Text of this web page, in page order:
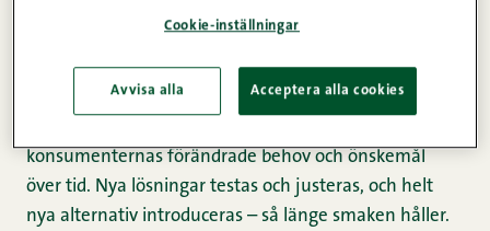
Snellman-koncernens produktutveckling utgår alltid
från den bästa smakupplevelsen, i linje med vår vision.
Som en del av vår konsumentcentrerade
konsumenternas förändrade behov och önskemål
över tid. Nya lösningar testas och justeras, och helt
nya alternativ introduceras – så länge smaken håller.
Cookie-inställningar
Avvisa alla Acceptera alla cookies